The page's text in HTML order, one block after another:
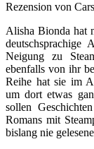
Rezension von
Alisha Bionda hat
Neigung zu
ebenfalls von ihr
Reihe hat sie im
um dort etwas
sollen
Romans mit
bislang nie